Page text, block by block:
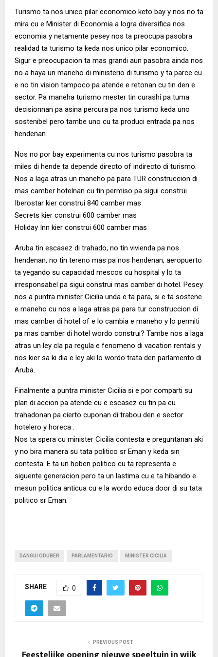
Turismo ta nos unico pilar economico keto bay y nos no ta
mira cu e Minister di Economia a logra diversifica nos
economia y netamente pesey nos ta preocupa pasobra
realidad ta turismo ta keda nos unico pilar economico.
Sigur e preocupacion ta mas grandi aun pasobra ainda nos
no a haya un maneho di ministerio di turismo y ta parce cu
e no tin vision tampoco pa atende e retonan cu tin den e
sector. Pa maneha turismo mester tin curashi pa tuma
decisionnan pa asina percura pa nos turismo keda uno
sostenibel pero tambe uno cu ta produci entrada pa nos
hendenan.
Nos no por bay experimenta cu nos turismo pasobra ta
miles di hende ta depende directo of indirecto di turismo.
Nos a laga atras un maneho pa para TUR construccion di
mas camber hotelnan cu tin permiso pa sigui construi.
Iberostar kier construi 840 camber mas
Secrets kier construi 600 camber mas
Holiday Inn kier construi 600 camber mas
Aruba tin escasez di trahado, no tin vivienda pa nos
hendenan, no tin tereno mas pa nos hendenan, aeropuerto
ta yegando su capacidad mescos cu hospital y lo ta
irresponsabel pa sigui construi mas camber di hotel. Pesey
nos a puntra minister Cicilia unda e ta para, si e ta sostene
e maneho cu nos a laga atras pa para tur construccion di
mas camber di hotel of e lo cambia e maneho y lo permiti
pa mas camber di hotel wordo construi? Tambe nos a laga
atras un ley cla pa regula e fenomeno di vacation rentals y
nos kier sa ki dia e ley aki lo wordo trata den parlamento di
Aruba.
Finalmente a puntra minister Cicilia si e por comparti su
plan di accion pa atende cu e escasez cu tin pa cu
trahadonan pa cierto cuponan di trabou den e sector
hotelero y horeca .
Nos ta spera cu minister Cicilia contesta e preguntanan aki
y no bira manera su tata politico sr Eman y keda sin
contesta. E ta un hoben politico cu ta representa e
siguente generacion pero ta un lastima cu e ta hibando e
mesun politica anticua cu e la wordo educa door di su tata
politico sr Eman.
DANGUI ODUBER PARLAMENTARIO MINISTER CICILIA
SHARE 0
PREVIOUS POST